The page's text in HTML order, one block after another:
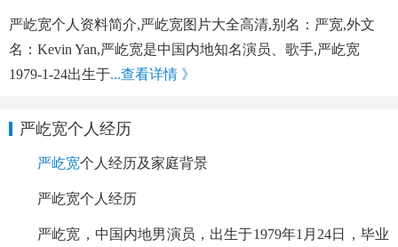
严屹宽个人资料简介,严屹宽图片大全高清,别名：严宽,外文
名：Kevin Yan,严屹宽是中国内地知名演员、歌手,严屹宽
1979-1-24出生于...查看详情 》
严屹宽个人经历
严屹宽个人经历及家庭背景
严屹宽个人经历
严屹宽，中国内地男演员，出生于1979年1月24日，毕业